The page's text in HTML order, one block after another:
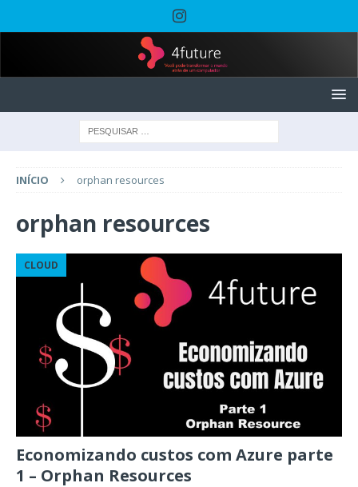
INÍCIO orphan resources
orphan resources
CLOUD
Economizando custos com Azure parte
1 – Orphan Resources